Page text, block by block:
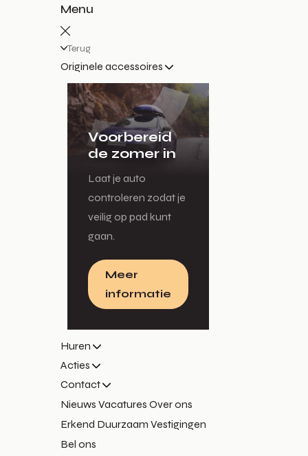
Menu
Terug
Originele accessoires
Voorbereid
de zomer in
Laat je auto
controleren zodat je
veilig op pad kunt
gaan.
Meer
informatie
Huren
Acties
Contact
Nieuws Vacatures Over ons
Erkend Duurzaam Vestigingen
Bel ons